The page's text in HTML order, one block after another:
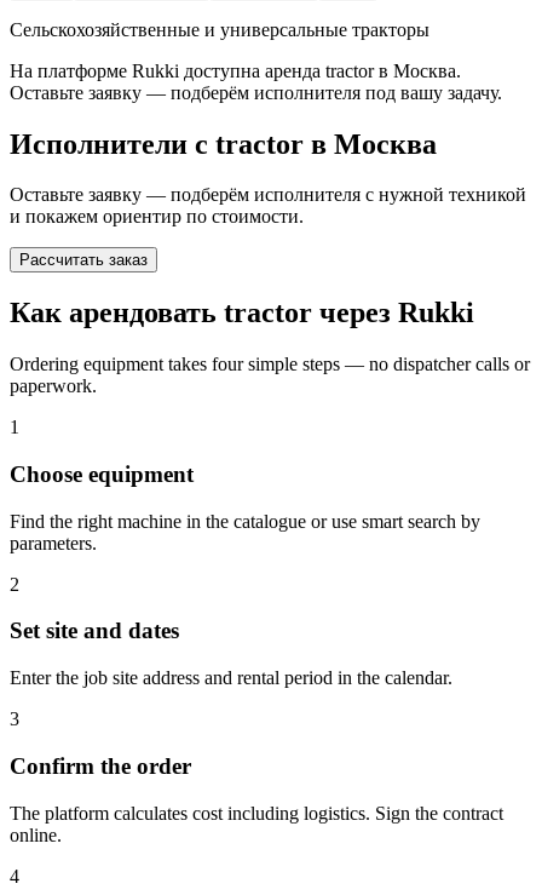
Сельскохозяйственные и универсальные тракторы
На платформе Rukki доступна аренда tractorв Москва.
Оставьте заявку — подберём исполнителя под вашу задачу.
Исполнители с tractor в Москва
Оставьте заявку — подберём исполнителя с нужной техникой
и покажем ориентир по стоимости.
Рассчитать заказ
Как арендовать tractor через Rukki
Ordering equipment takes four simple steps — no dispatcher calls or
paperwork.
1
Choose equipment
Find the right machine in the catalogue or use smart search by
parameters.
2
Set site and dates
Enter the job site address and rental period in the calendar.
3
Confirm the order
The platform calculates cost including logistics. Sign the contract
online.
4